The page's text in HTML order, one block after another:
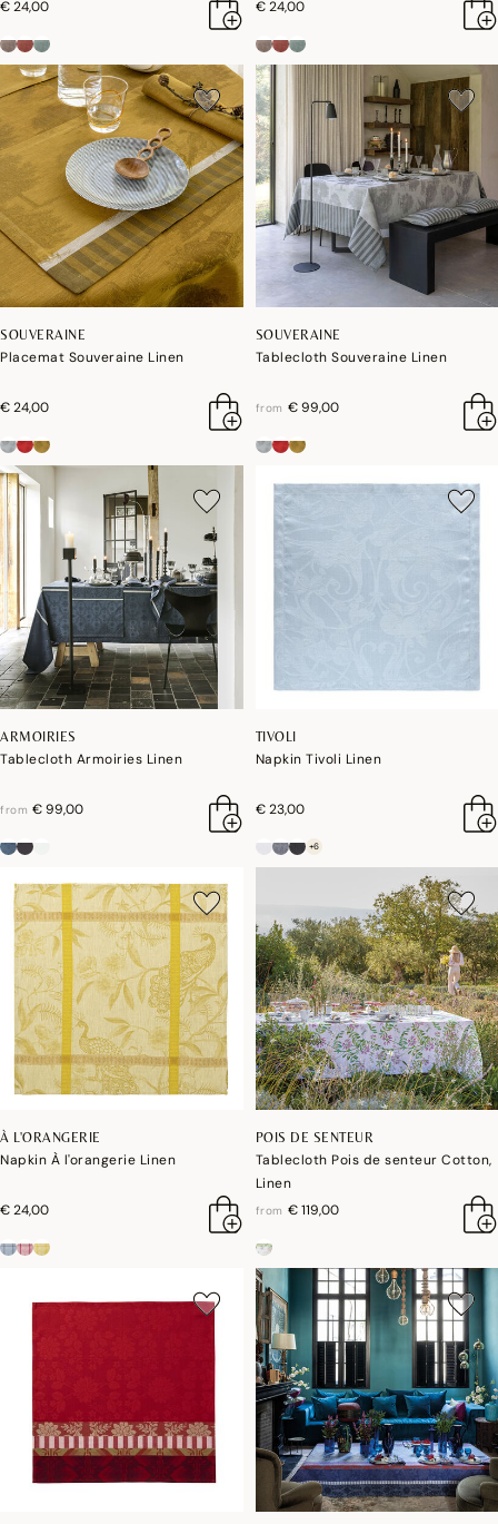
€ 24,00 € 24,00
SOUVERAINE
Placemat Souveraine Linen
€ 24,00
SOUVERAINE
Tablecloth Souveraine Linen
from € 99,00
ARMOIRIES
Tablecloth Armoiries Linen
from € 99,00
TIVOLI
Napkin Tivoli Linen
€ 23,00
+6
À L'ORANGERIE
Napkin À l'orangerie Linen
€ 24,00
POIS DE SENTEUR
Tablecloth Pois de senteur Cotton,
Linen
from € 119,00